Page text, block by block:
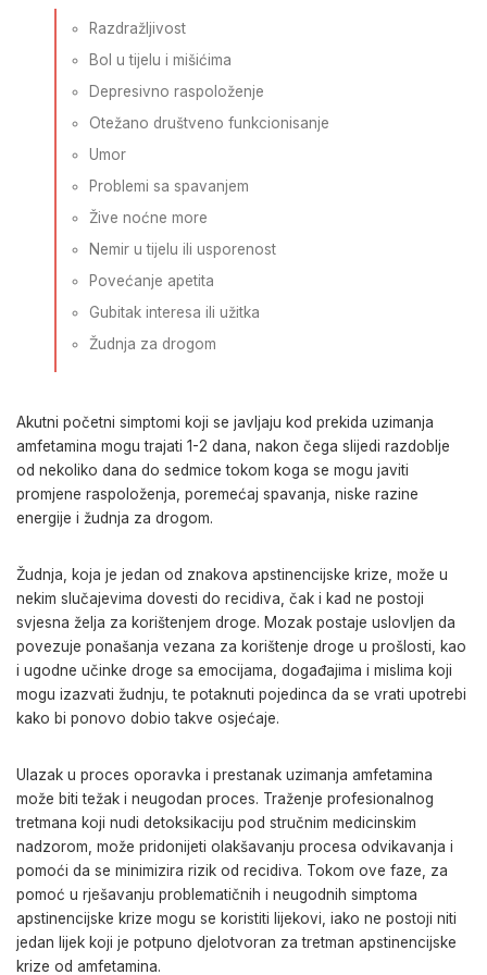
Razdražljivost
Bol u tijelu i mišićima
Depresivno raspoloženje
Otežano društveno funkcionisanje
Umor
Problemi sa spavanjem
Žive noćne more
Nemir u tijelu ili usporenost
Povećanje apetita
Gubitak interesa ili užitka
Žudnja za drogom
Akutni početni simptomi koji se javljaju kod prekida uzimanja
amfetamina mogu trajati 1-2 dana, nakon čega slijedi razdoblje
od nekoliko dana do sedmice tokom koga se mogu javiti
promjene raspoloženja, poremećaj spavanja, niske razine
energije i žudnja za drogom.
Žudnja, koja je jedan od znakova apstinencijske krize, može u
nekim slučajevima dovesti do recidiva, čak i kad ne postoji
svjesna želja za korištenjem droge. Mozak postaje uslovljen da
povezuje ponašanja vezana za korištenje droge u prošlosti, kao
i ugodne učinke droge sa emocijama, događajima i mislima koji
mogu izazvati žudnju, te potaknuti pojedinca da se vrati upotrebi
kako bi ponovo dobio takve osjećaje.
Ulazak u proces oporavka i prestanak uzimanja amfetamina
može biti težak i neugodan proces. Traženje profesionalnog
tretmana koji nudi detoksikaciju pod stručnim medicinskim
nadzorom, može pridonijeti olakšavanju procesa odvikavanja i
pomoći da se minimizira rizik od recidiva. Tokom ove faze, za
pomoć u rješavanju problematičnih i neugodnih simptoma
apstinencijske krize mogu se koristiti lijekovi, iako ne postoji niti
jedan lijek koji je potpuno djelotvoran za tretman apstinencijske
krize od amfetamina.